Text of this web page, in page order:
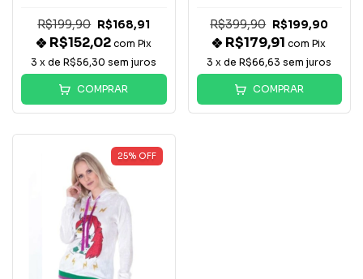
R$199,90 R$168,91
R$152,02 com Pix
3 x deR$56,30 sem juros
COMPRAR
R$399,90 R$199,90
R$179,91com Pix
3 x deR$66,63 sem juros
COMPRAR
25% OFF